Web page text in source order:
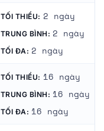
TỐI THIỂU: 2 ngày
TRUNG BÌNH: 2 ngày
TỐI ĐA: 2 ngày
TỐI THIỂU: 16 ngày
TRUNG BÌNH: 16 ngày
TỐI ĐA: 16 ngày